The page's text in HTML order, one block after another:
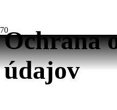
Ochrana
údajov